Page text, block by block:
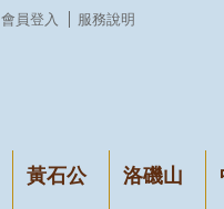
會員登入 服務說明
黃石公
洛磯山